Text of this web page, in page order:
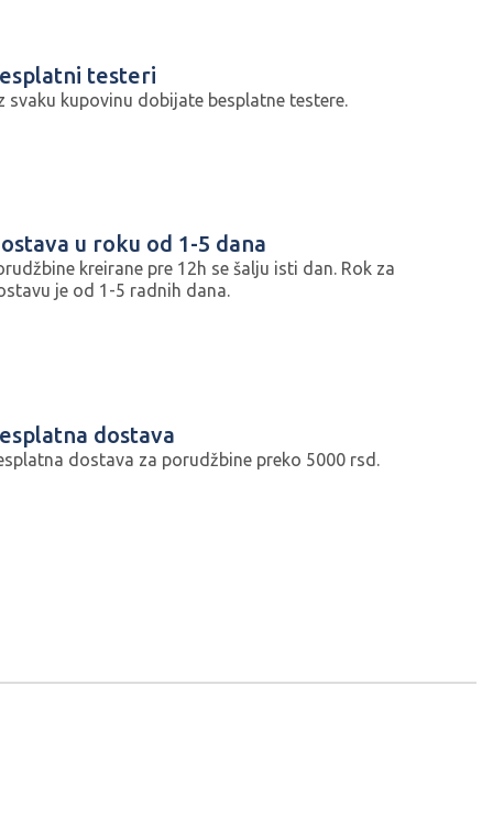
testeri
svaku kupovinu dobijate besplatne testere.
u roku od 1-5 dana
kreirane pre 12h se šalju isti dan. Rok za
je od 1-5 radnih dana.
dostava
dostava za porudžbine preko 5000 rsd.